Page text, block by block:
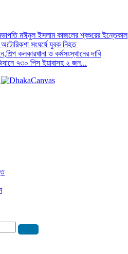
মঈনুল ইসলাম কাজলের শ্বশুরের ইন্তেকাল
সংঘর্ষে যুবক নিহত
কলকারখানা ও কর্মসংস্থানের দাবি
৭৩০ পিস ইয়াবাসহ ২ জন...